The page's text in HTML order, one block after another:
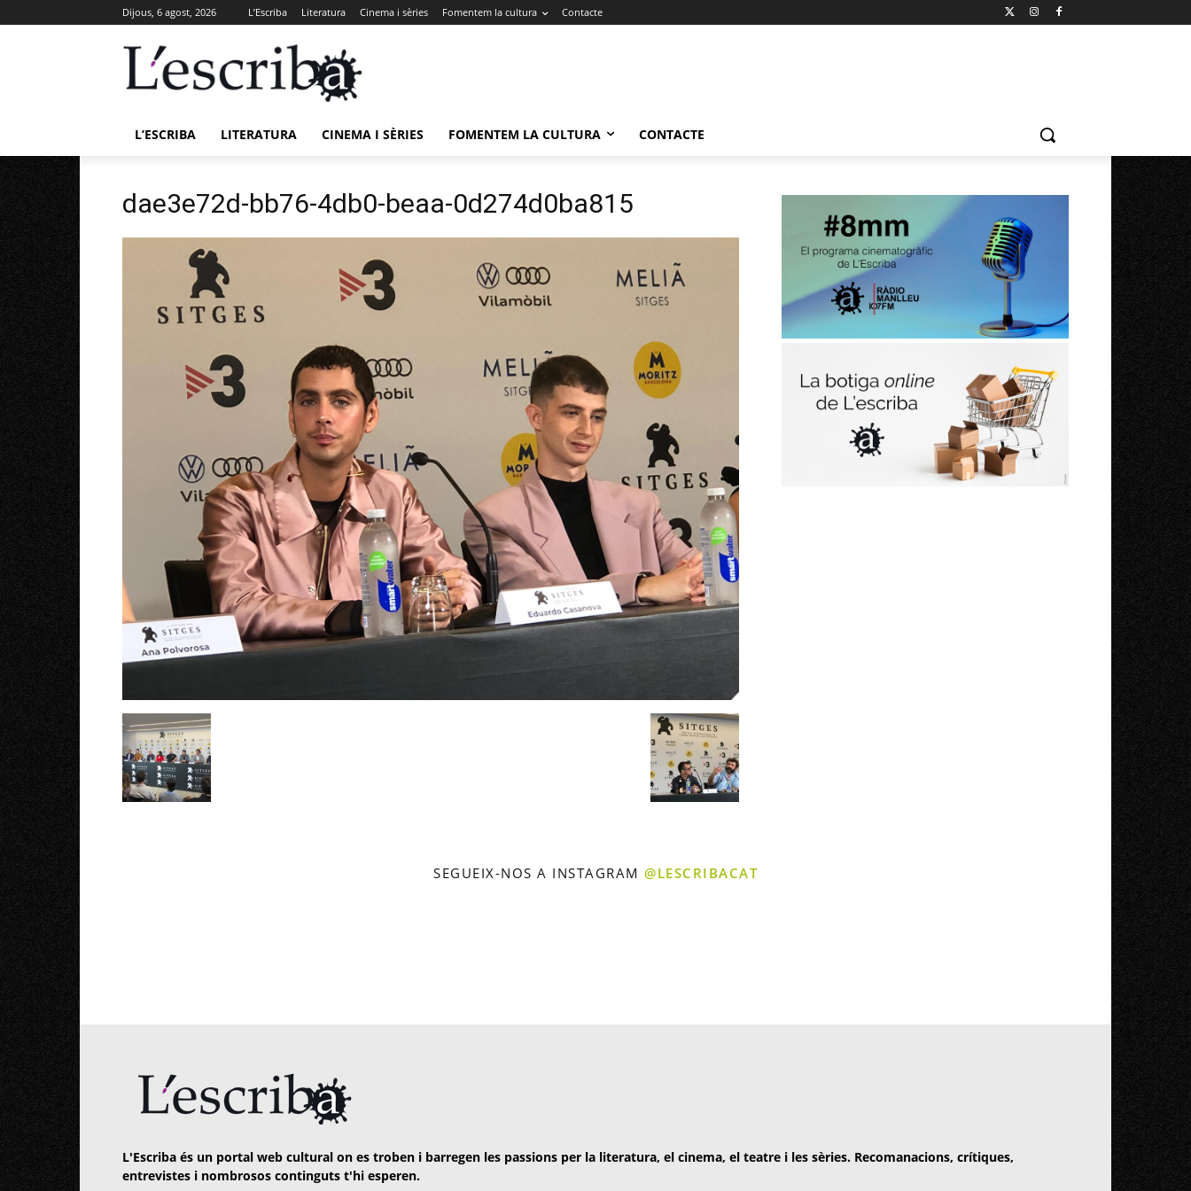
Dijous, 6 agost, 2026 L’Escriba Literatura Cinema i sèries Fomentem la cultura Contacte
L’ESCRIBA LITERATURA CINEMA I SÈRIES FOMENTEM LA CULTURA CONTACTE
dae3e72d-bb76-4db0-beaa-0d274d0ba815
SEGUEIX-NOS A INSTAGRAM @LESCRIBACAT
L'Escriba és un portal web cultural on es troben i barregen les passions per la literatura, el cinema, el teatre i les sèries. Recomanacions, crítiques,
entrevistes i nombrosos continguts t'hi esperen.